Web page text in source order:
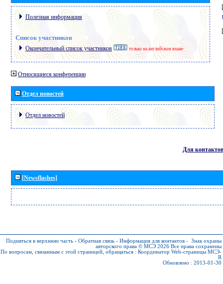
Полезная информация
Список участников
Окончательный список участников только на английском языке
Относящиеся конференции
Отдел новостей
Отдел новостей
Для контактов
[Newsflashes]
Подняться в верхнюю часть - Обратная связь - Информация для контактов - Знак охраны
авторского права © МСЭ 2026 Все права сохранены
По вопросам, связанным с этой страницей, обращаться : Координатор Web-страницы МСЭ-
R
Обновлено : 2013-01-30